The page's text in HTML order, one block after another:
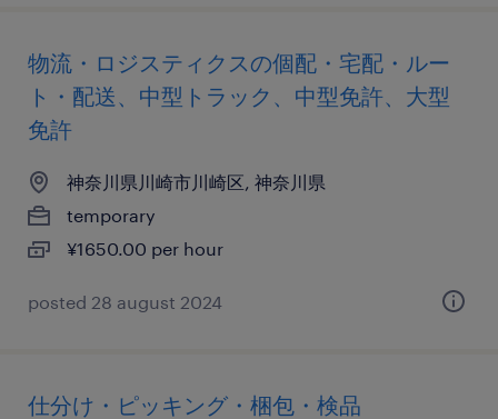
物流・ロジスティクスの個配・宅配・ルー
ト・配送、中型トラック、中型免許、大型
免許
神奈川県川崎市川崎区, 神奈川県
temporary
¥1650.00 per hour
posted 28 august 2024
仕分け・ピッキング・梱包・検品